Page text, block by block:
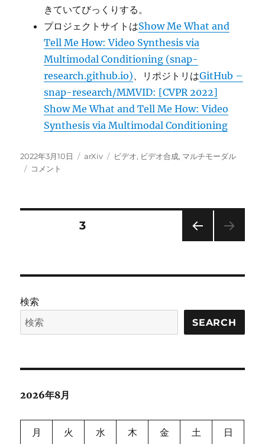
きていてびっくりする。
プロジェクトサイトはShow Me What and
Tell Me How: Video Synthesis via
Multimodal Conditioning (snap-
research.github.io)、リポジトリはGitHub –
snap-research/MMVID: [CVPR 2022]
Show Me What and Tell Me How: Video
Synthesis via Multimodal Conditioning
投
稿
2022年3月10日
カ
arXiv
タ
ビデオ, ビデオ合成, マルチモーダル
MMVID(MultiModal
ル
情
報
を
た
デ
成
コメント
の
ペ
ー
ジ
送
り
固定ページ3
検索
SEARCH
2026年8月
月 火 水 木 金 土 日